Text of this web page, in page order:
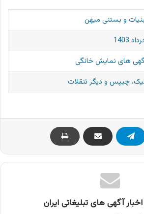
و بستنی میهن
1403
های نمایش خانگی
چیپس و دیگر تنقلات
آگهی های تبلیغاتی ایران